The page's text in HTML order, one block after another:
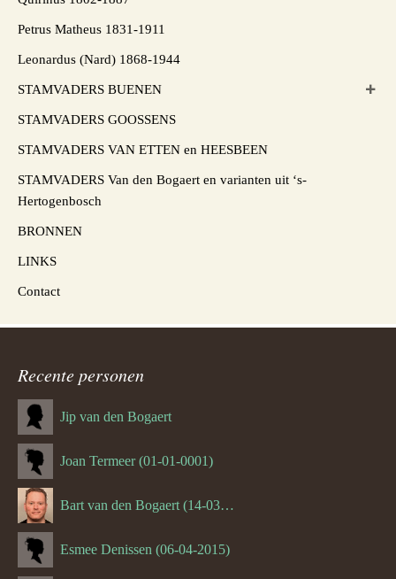
Petrus Matheus 1831-1911
Leonardus (Nard) 1868-1944
STAMVADERS BUENEN
STAMVADERS GOOSSENS
STAMVADERS VAN ETTEN en HEESBEEN
STAMVADERS Van den Bogaert en varianten uit ‘s-
Hertogenbosch
BRONNEN
LINKS
Contact
Recente personen
Jip van den Bogaert
Joan Termeer (01-01-0001)
Bart van den Bogaert (14-03-1980)
Esmee Denissen (06-04-2015)